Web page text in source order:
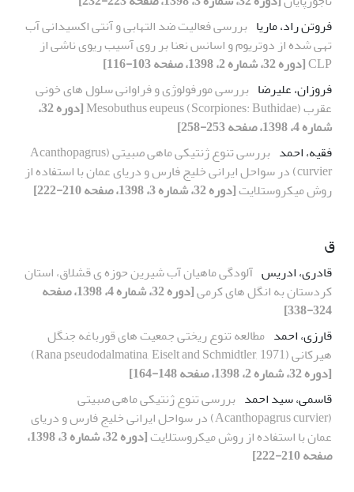
فروتن راد، ماریا بررسی فعالیت ضد التهابی و آنتی اکسیدانی آب
تهی شده از دوتریوم و اسانس نعنا بر روی آسیب ریوی ناشی از
CLP[دوره 32، شماره 2، 1398، صفحه 103-116]
فروزان، علیرضا بررسی مورفولوژی و فراوانی سلول های خونی
عقرب Mesobuthus eupeus (Scorpiones: Buthidae)
[دوره 32،
شماره 4، 1398، صفحه 253-258]
فقیه، احمد
بررسی تنوع ژنتیکی ماهی صبیتی (Acanthopagrus
curvier) در سواحل ایرانی خلیج فارس و دریای عمان با استفاده از
روش میکروستلایت[دوره 32، شماره 3، 1398، صفحه 210-222]
ق
قادری، ادریس آلودگی ماهیان آب شیرین حوزه ی قشلاق، استان
کردستان به انگل های کرمی
[دوره 32، شماره 4، 1398، صفحه
324-338]
قارزی، احمد مطالعه تنوع ریختی جمعیت های قورباغه جنگل
هیرکانی (Rana pseudodalmatina, Eiselt and Schmidtler, 1971)
[دوره 32، شماره 2، 1398، صفحه 148-164]
قاسمی، سید احمد بررسی تنوع ژنتیکی ماهی صبیتی
(Acanthopagrus curvier) در سواحل ایرانی خلیج فارس و دریای
عمان با استفاده از روش میکروستلایت
[دوره 32، شماره 3، 1398،
صفحه 210-222]